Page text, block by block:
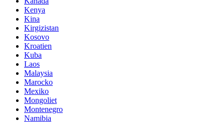
Kenya
Kina
Kirgizistan
Kosovo
Kroatien
Kuba
Laos
Malaysia
Marocko
Mexiko
Mongoliet
Montenegro
Namibia